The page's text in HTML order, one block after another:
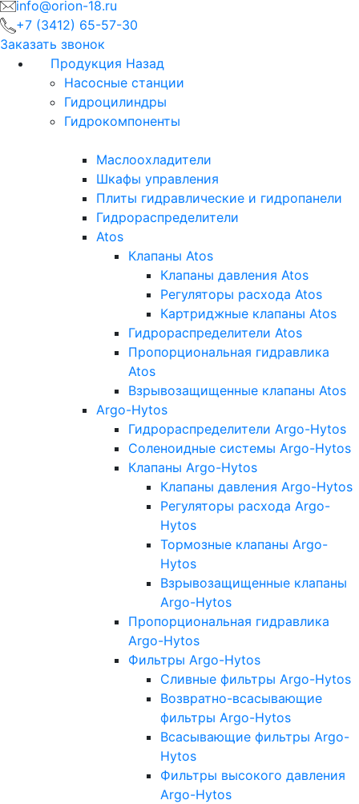
info@orion-18.ru
+7 (3412) 65-57-30
Заказать звонок
Продукция Назад
Насосные станции
Гидроцилиндры
Гидрокомпоненты
Маслоохладители
Шкафы управления
Плиты гидравлические и гидропанели
Гидрораспределители
Atos
Клапаны Atos
Клапаны давления Atos
Регуляторы расхода Atos
Картриджные клапаны Atos
Гидрораспределители Atos
Пропорциональная гидравлика
Atos
Взрывозащищенные клапаны Atos
Argo-Hytos
Гидрораспределители Argo-Hytos
Соленоидные системы Argo-Hytos
Клапаны Argo-Hytos
Клапаны давления Argo-Hytos
Регуляторы расхода Argo-
Hytos
Тормозные клапаны Argo-
Hytos
Взрывозащищенные клапаны
Argo-Hytos
Пропорциональная гидравлика
Argo-Hytos
Фильтры Argo-Hytos
Сливные фильтры Argo-Hytos
Возвратно-всасывающие
фильтры Argo-Hytos
Всасывающие фильтры Argo-
Hytos
Фильтры высокого давления
Argo-Hytos